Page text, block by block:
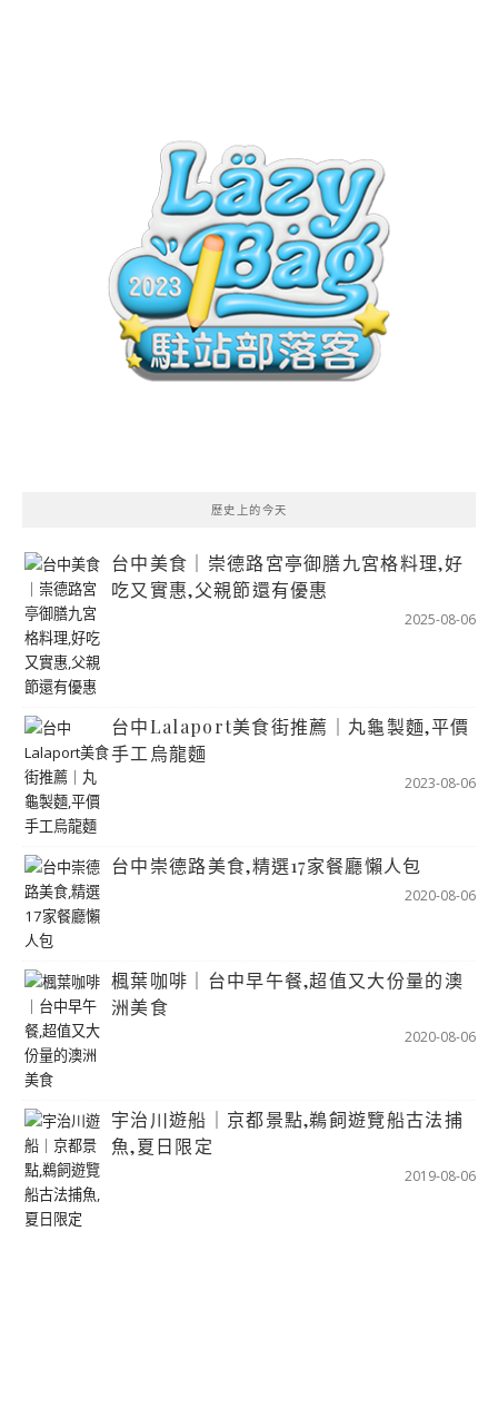
歷史上的今天
台中美食｜崇德路宮亭御膳九宮格料理,好
吃又實惠,父親節還有優惠
2025-08-06
台中Lalaport美食街推薦｜丸龜製麵,平價
手工烏龍麵
2023-08-06
台中崇德路美食,精選17家餐廳懶人包
2020-08-06
楓葉咖啡｜台中早午餐,超值又大份量的澳
洲美食
2020-08-06
宇治川遊船｜京都景點,鵜飼遊覽船古法捕
魚,夏日限定
2019-08-06